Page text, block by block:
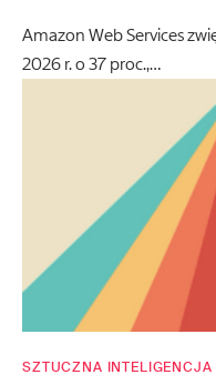
Amazon Web Services
2026 r. o 37 proc.,…
SZTUCZNA INTELIGENCJA